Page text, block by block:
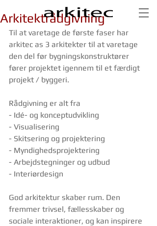
Arkitektrådgivning
Til at varetage de første faser har
arkitec as 3 arkitekter til at varetage
den del før bygningskonstruktører
fører projektet igennem til et færdigt
projekt / byggeri.
Rådgivning er alt fra
- Idé- og konceptudvikling
- Visualisering
- Skitsering og projektering
- Myndighedsprojektering
- Arbejdstegninger og udbud
- Interiørdesign
God arkitektur skaber rum. Den
fremmer trivsel, fællesskaber og
sociale interaktioner, og kan inspirere